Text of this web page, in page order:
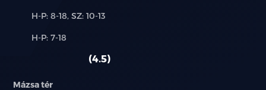
Új-
használt
H-P: 8-18, SZ: 10-13
Alkatrész,
H-P: 7-18
4.5
Mázsa tér